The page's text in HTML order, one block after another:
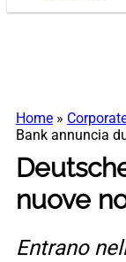
Home »
Bank annuncia
nuove
Entrano